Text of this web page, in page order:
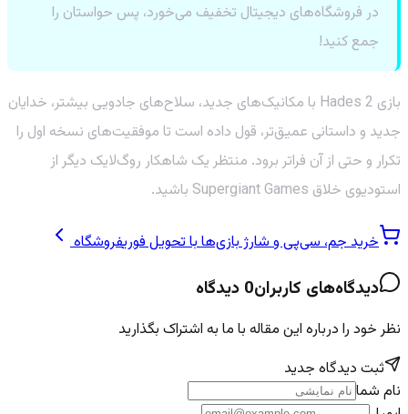
در فروشگاه‌های دیجیتال تخفیف می‌خورد، پس حواستان را
جمع کنید!
بازی Hades 2 با مکانیک‌های جدید، سلاح‌های جادویی بیشتر، خدایان
جدید و داستانی عمیق‌تر، قول داده است تا موفقیت‌های نسخه اول را
تکرار و حتی از آن فراتر برود. منتظر یک شاهکار روگ‌لایک دیگر از
استودیوی خلاق Supergiant Games باشید.
خرید جم، سی‌پی و شارژ بازی‌ها با تحویل فوریفروشگاه
دیدگاه‌های کاربران0 دیدگاه
نظر خود را درباره این مقاله با ما به اشتراک بگذارید
ثبت دیدگاه جدید
نام شما